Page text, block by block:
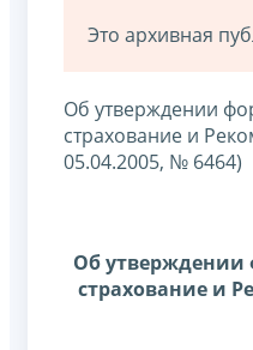
Это архивная
Об утверждении
страхование и
05.04.2005, № 6464)
Об утверждении
страхование и